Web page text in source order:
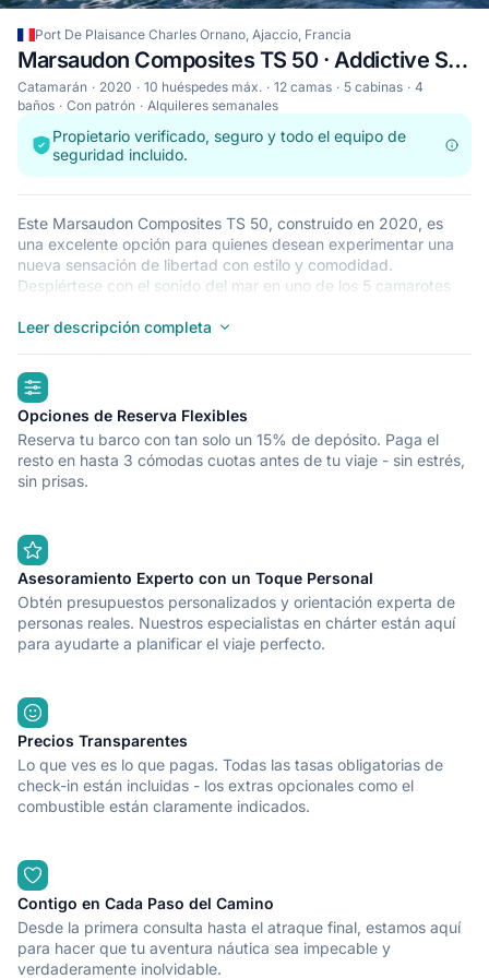
Port De Plaisance Charles Ornano, Ajaccio, Francia
Marsaudon Composites TS 50 · Addictive Sailing Med
Catamarán 2020 10 huéspedes máx. 12 camas 5 cabinas
4
baños
Con patrón Alquileres semanales
Propietario verificado, seguro y todo el equipo de
seguridad incluido.
Este Marsaudon Composites TS 50, construido en 2020, es
una excelente opción para quienes desean experimentar una
nueva sensación de libertad con estilo y comodidad.
Despiértese con el sonido del mar en uno de los 5 camarotes
Composites TS 50. Este catamarán tiene capacidad para que
familiares. El Marsaudon Composites TS 50 se encuentra en
Port De Plaisance Charles Ornano, Ajaccio, un punto de partida
excepcional para recorrer Francia en barco. ¡Que todo vaya
viento en popa!
Leer descripción completa
highlights
Opciones de Reserva Flexibles
Reserva tu barco con tan solo un 15% de depósito. Paga el
resto en hasta 3 cómodas cuotas antes de tu viaje - sin estrés,
sin prisas.
Asesoramiento Experto con un Toque Personal
Obtén presupuestos personalizados y orientación experta de
personas reales. Nuestros especialistas en chárter están aquí
para ayudarte a planificar el viaje perfecto.
Precios Transparentes
Lo que ves es lo que pagas. Todas las tasas obligatorias de
check-in están incluidas - los extras opcionales como el
combustible están claramente indicados.
Contigo en Cada Paso del Camino
Desde la primera consulta hasta el atraque final, estamos aquí
para hacer que tu aventura náutica sea impecable y
verdaderamente inolvidable.